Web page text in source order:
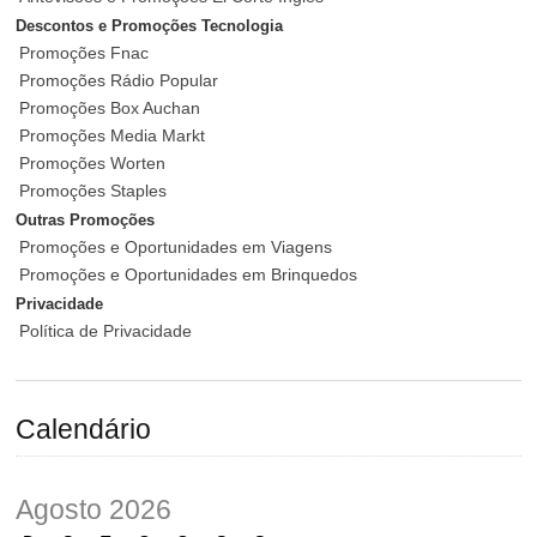
Descontos e Promoções Tecnologia
Promoções Fnac
Promoções Rádio Popular
Promoções Box Auchan
Promoções Media Markt
Promoções Worten
Promoções Staples
Outras Promoções
Promoções e Oportunidades em Viagens
Promoções e Oportunidades em Brinquedos
Privacidade
Política de Privacidade
Calendário
Agosto 2026